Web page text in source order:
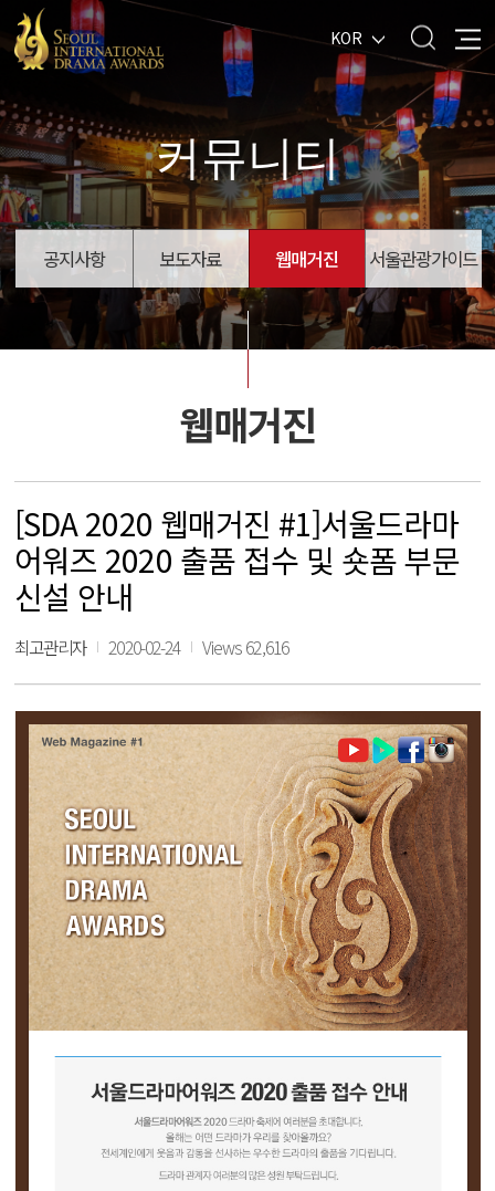
KOR
커뮤니티
공지사항 보도자료 웹매거진 서울관광가이드
웹매거진
[SDA 2020 웹매거진 #1]서울드라마
어워즈 2020 출품 접수 및 숏폼 부문
신설 안내
최고관리자 2020-02-24 Views 62,616